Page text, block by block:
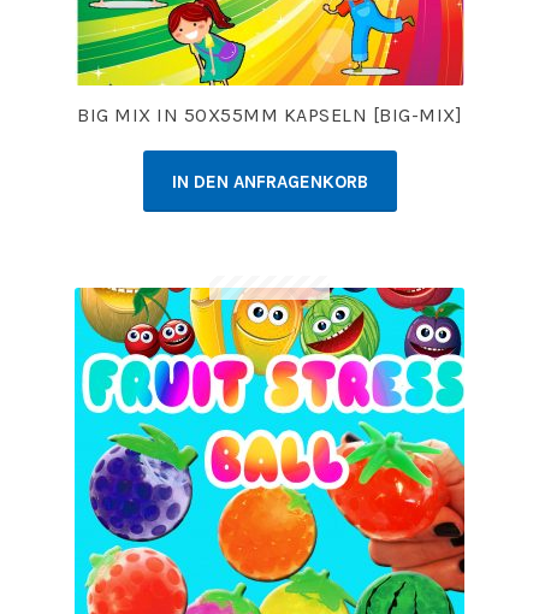
BIG MIX IN 50X55MM KAPSELN [BIG-MIX]
IN DEN ANFRAGENKORB